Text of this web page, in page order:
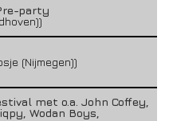
party
(Nijmegen))
met o.a. John Coffey,
Wodan Boys,